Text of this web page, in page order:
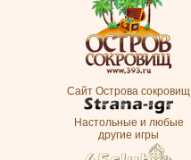
Сайт Острова сокровищ
Настольные и любые
другие игры